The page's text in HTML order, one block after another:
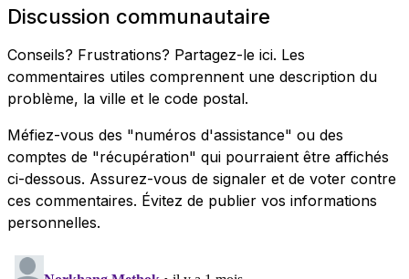
Discussion communautaire
Conseils? Frustrations? Partagez-le ici. Les
commentaires utiles comprennent une description du
problème, la ville et le code postal.
Méfiez-vous des "numéros d'assistance" ou des
comptes de "récupération" qui pourraient être affichés
ci-dessous. Assurez-vous de signaler et de voter contre
ces commentaires. Évitez de publier vos informations
personnelles.